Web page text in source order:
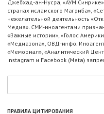
Джебхад-ан-Нусра, «АУМ
странах исламского Магриба»,
нежелательной деятельность
Медиа». СМИ-иноагентами
«Важные истории», «Голос
«Медиазона», ОВД-инфо.
«Мемориал», «Аналитический
Instagram и Facebook (Metа)
ПРАВИЛА ЦИТИРОВАНИЯ